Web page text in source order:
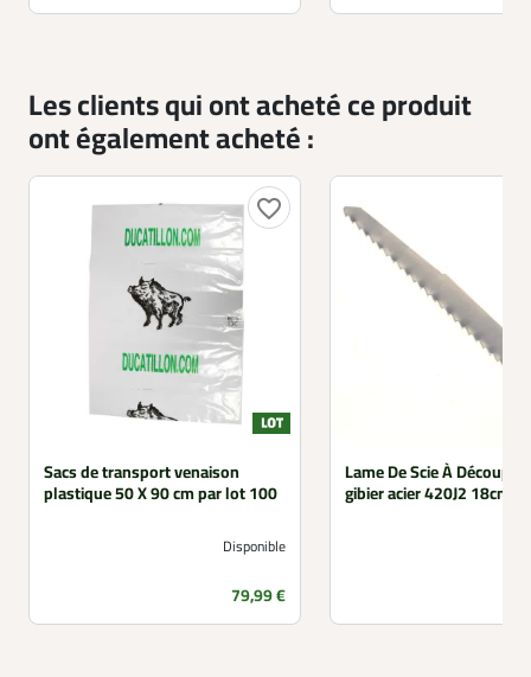
Les clients qui ont acheté ce produit
ont également acheté :
favorite_border
Sacs de transport venaison
plastique 50 X 90 cm par lot 100
Disponible
Prix
79,99 €
Lame De Scie À
gibier acier 420J2 18cm